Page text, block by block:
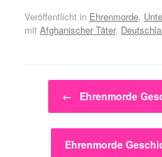
Veröffentlicht in Ehrenmorde,
mit Afghanischer Täter,
Beitragsnavigation
← Ehrenmorde
Ehrenmorde